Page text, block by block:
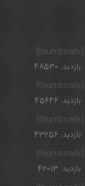
بازدید: 48530
[thumbnails]
بازدید: 45646
بازدید: 43256
بازدید: 42013